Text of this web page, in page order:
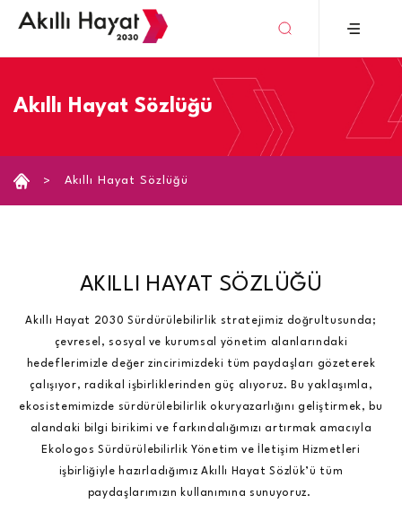
Akıllı Hayat Sözlüğü
Akıllı Hayat Sözlüğü
AKILLI HAYAT SÖZLÜĞÜ
Akıllı Hayat 2030 Sürdürülebilirlik stratejimiz doğrultusunda;
çevresel, sosyal ve kurumsal yönetim alanlarındaki
hedeflerimizle değer zincirimizdeki tüm paydaşları gözeterek
çalışıyor, radikal işbirliklerinden güç alıyoruz. Bu yaklaşımla,
ekosistemimizde sürdürülebilirlik okuryazarlığını geliştirmek, bu
alandaki bilgi birikimi ve farkındalığımızı artırmak amacıyla
Ekologos Sürdürülebilirlik Yönetim ve İletişim Hizmetleri
işbirliğiyle hazırladığımız Akıllı Hayat Sözlük’ü tüm
paydaşlarımızın kullanımına sunuyoruz.